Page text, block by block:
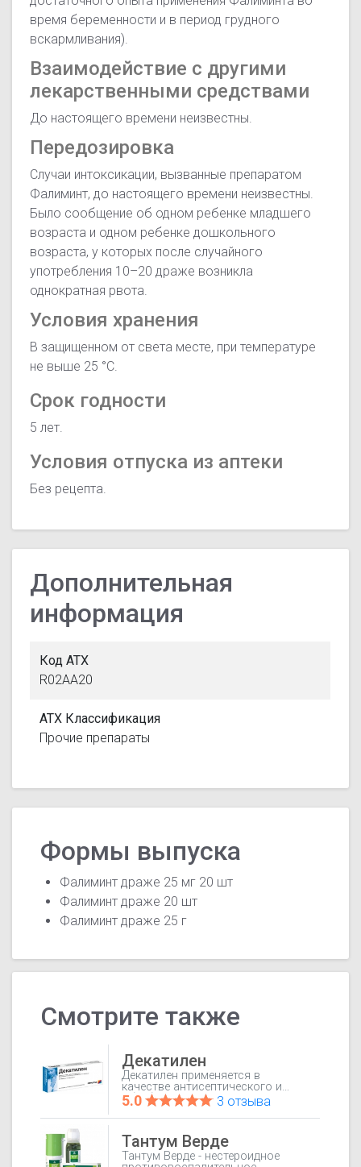
время беременности и в период грудного
вскармливания).
Взаимодействие с другими
лекарственными средствами
До настоящего времени неизвестны.
Передозировка
Случаи интоксикации, вызванные препаратом
Фалиминт, до настоящего времени неизвестны.
Было сообщение об одном ребенке младшего
возраста и одном ребенке дошкольного
возраста, у которых после случайного
употребления 10–20 драже возникла
однократная рвота.
Условия хранения
В защищенном от света месте, при температуре
не выше 25 °C.
Срок годности
5 лет.
Условия отпуска из аптеки
Без рецепта.
Дополнительная
информация
Код АТХ
R02AA20
АТХ Классификация
Прочие препараты
Формы выпуска
Фалиминт драже 25 мг 20 шт
Фалиминт драже 20 шт
Фалиминт драже 25 г
Смотрите также
Декатилен
Декатилен применяется в
качестве антисептического и
обезболивающего средства для
адъювантной терапии при
нетяжелых инфекционно-
воспалительных процессах
полости рта и глотки (гингивит,
рецидивирующий афтозный
5.0 3 отзыва
Тантум Верде
Тантум Верде - нестероидное